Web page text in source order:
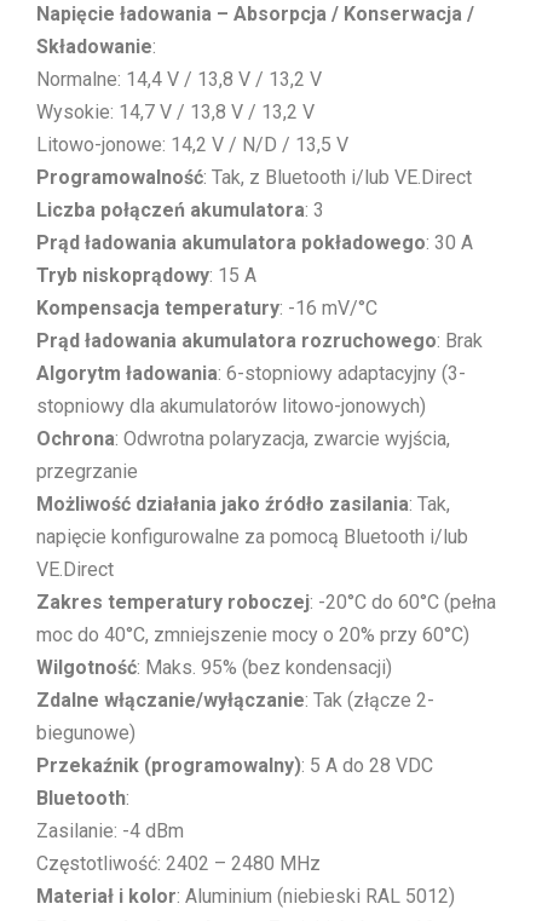
Napięcie ładowania – Absorpcja / Konserwacja /
Składowanie:
Normalne: 14,4 V / 13,8 V / 13,2 V
Wysokie: 14,7 V / 13,8 V / 13,2 V
Litowo-jonowe: 14,2 V / N/D / 13,5 V
Programowalność: Tak, z Bluetooth i/lub VE.Direct
Liczba połączeń akumulatora: 3
Prąd ładowania akumulatora pokładowego: 30 A
Tryb niskoprądowy: 15 A
Kompensacja temperatury: -16 mV/°C
Prąd ładowania akumulatora rozruchowego: Brak
Algorytm ładowania: 6-stopniowy adaptacyjny (3-
stopniowy dla akumulatorów litowo-jonowych)
Ochrona: Odwrotna polaryzacja, zwarcie wyjścia,
przegrzanie
Możliwość działania jako źródło zasilania: Tak,
napięcie konfigurowalne za pomocą Bluetooth i/lub
VE.Direct
Zakres temperatury roboczej: -20°C do 60°C (pełna
moc do 40°C, zmniejszenie mocy o 20% przy 60°C)
Wilgotność: Maks. 95% (bez kondensacji)
Zdalne włączanie/wyłączanie: Tak (złącze 2-
biegunowe)
Przekaźnik (programowalny): 5 A do 28 VDC
Bluetooth:
Zasilanie: -4 dBm
Częstotliwość: 2402 – 2480 MHz
Materiał i kolor: Aluminium (niebieski RAL 5012)